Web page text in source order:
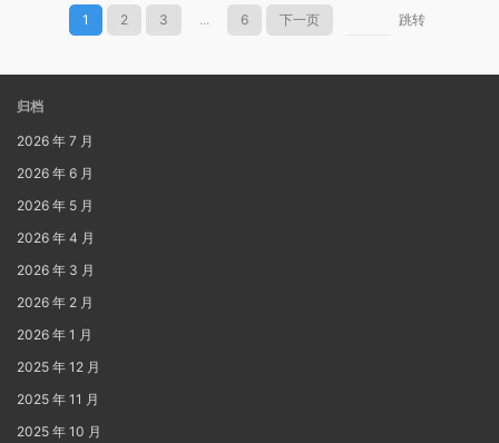
1 2 3 ... 6 下一页 跳转
归档
2026 年 7 月
2026 年 6 月
2026 年 5 月
2026 年 4 月
2026 年 3 月
2026 年 2 月
2026 年 1 月
2025 年 12 月
2025 年 11 月
2025 年 10 月